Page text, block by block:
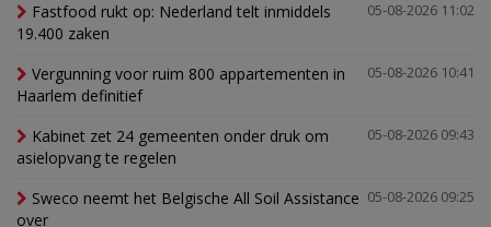
05-08-2026 11:02
Fastfood rukt op: Nederland telt inmiddels
19.400 zaken
05-08-2026 10:41
Vergunning voor ruim 800 appartementen in
Haarlem definitief
05-08-2026 09:43
Kabinet zet 24 gemeenten onder druk om
asielopvang te regelen
05-08-2026 09:25
Sweco neemt het Belgische All Soil Assistance
over